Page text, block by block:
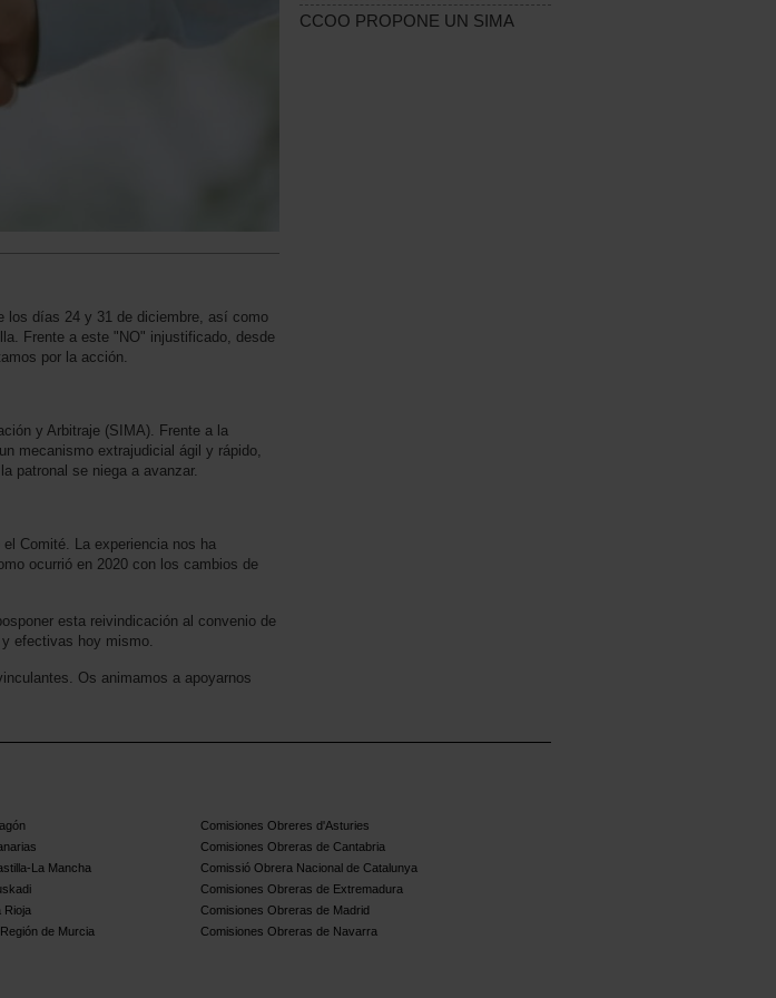
los días 24 y 31 de diciembre, así como
Frente a este "NO" injustificado, desde
por la acción.
y Arbitraje (SIMA). Frente a la
mecanismo extrajudicial ágil y rápido,
patronal se niega a avanzar.
Comité. La experiencia nos ha
ocurrió en 2020 con los cambios de
esta reivindicación al convenio de
efectivas hoy mismo.
Os animamos a apoyarnos
CCOO PROPONE UN SIMA
Comisiones Obreres d'Asturies
Comisiones Obreras de Cantabria
La Mancha
Comissió Obrera Nacional de Catalunya
Comisiones Obreras de Extremadura
Rioja
Comisiones Obreras de Madrid
de Murcia
Comisiones Obreras de Navarra